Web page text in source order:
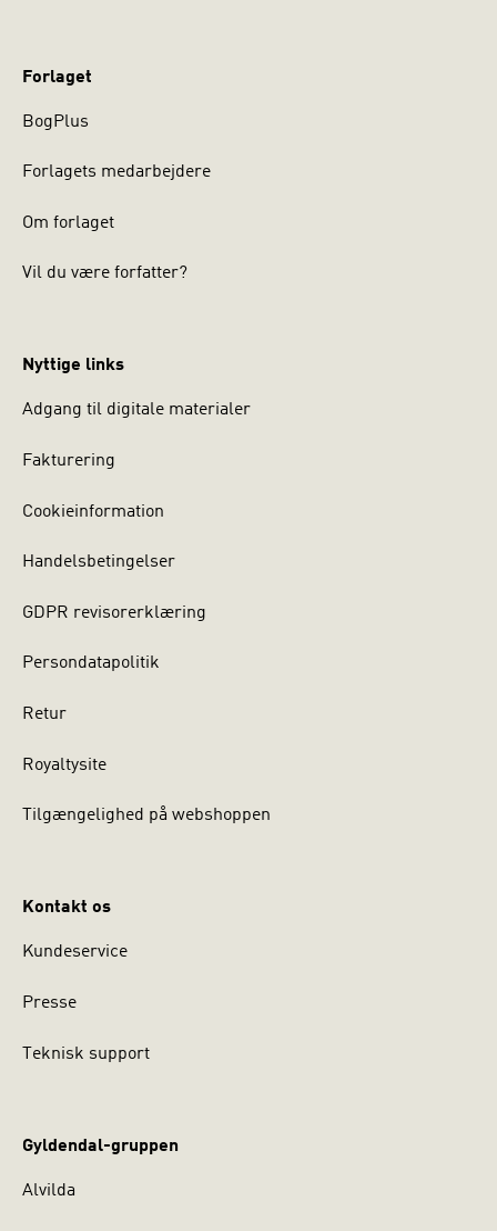
Forlaget
BogPlus
Forlagets medarbejdere
Om forlaget
Vil du være forfatter?
Nyttige links
Adgang til digitale materialer
Fakturering
Cookieinformation
Handelsbetingelser
GDPR revisorerklæring
Persondatapolitik
Retur
Royaltysite
Tilgængelighed på webshoppen
Kontakt os
Kundeservice
Presse
Teknisk support
Gyldendal-gruppen
Alvilda